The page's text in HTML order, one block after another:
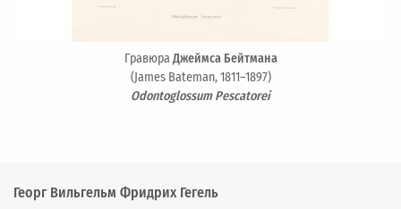
ГравюраДжеймса Бейтмана
(James Bateman, 1811–1897)
Odontoglossum Pescatorei
Георг Вильгельм Фридрих Гегель